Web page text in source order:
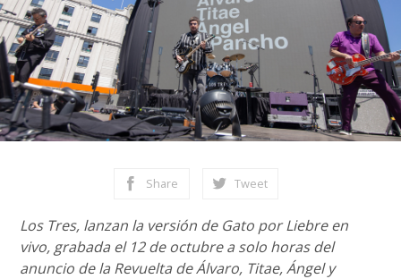
Share Tweet
Los Tres, lanzan la versión de Gato por Liebre en
vivo, grabada el 12 de octubre a solo horas del
anuncio de la Revuelta de Álvaro, Titae, Ángel y